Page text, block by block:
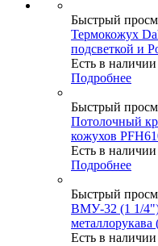
Быстрый
Термокожух
подсветкой и
Есть в наличии
Подробнее
Быстрый
Потолочный
кожухов
Есть в наличии
Подробнее
Быстрый
ВМУ-32 (1 1/
металлорукава
Есть в наличии